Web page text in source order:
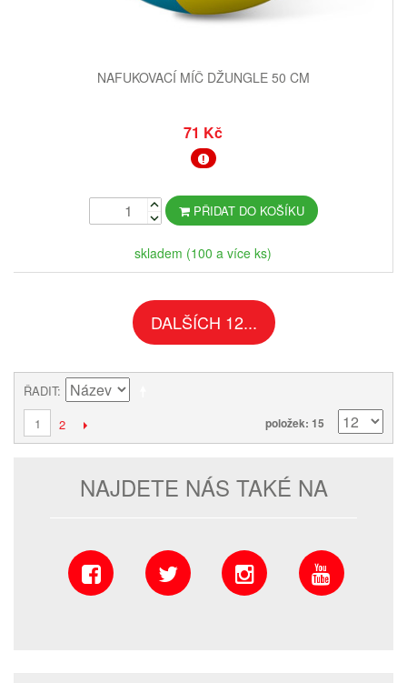
NAFUKOVACÍ MÍČ DŽUNGLE 50 CM
71 Kč
PŘIDAT DO KOŠÍKU
skladem (100 a více ks)
DALŠÍCH 12...
ŘADIT
položek: 15
1 2
NAJDETE NÁS TAKÉ NA